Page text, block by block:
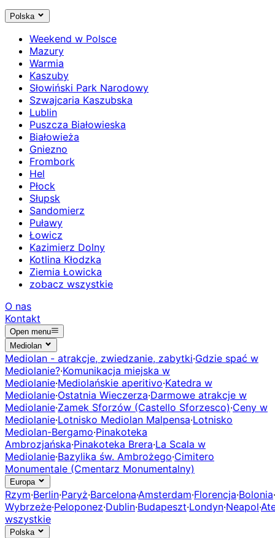
Polska
Weekend w Polsce
Mazury
Warmia
Kaszuby
Słowiński Park Narodowy
Szwajcaria Kaszubska
Lublin
Puszcza Białowieska
Białowieża
Gniezno
Frombork
Hel
Płock
Słupsk
Sandomierz
Puławy
Łowicz
Kazimierz Dolny
Kotlina Kłodzka
Ziemia Łowicka
zobacz wszystkie
O nas
Kontakt
Open menu
Mediolan
Mediolan - atrakcje, zwiedzanie, zabytki·Gdzie spać w
Mediolanie?·Komunikacja miejska w
Mediolanie·Mediolańskie aperitivo·Katedra w
Mediolanie·Ostatnia Wieczerza·Darmowe atrakcje w
Mediolanie·Zamek Sforzów (Castello Sforzesco)·Ceny w
Mediolanie·Lotnisko Mediolan Malpensa·Lotnisko
Mediolan-Bergamo·Pinakoteka
Ambrozjańska·Pinakoteka Brera·La Scala w
Mediolanie·Bazylika św. Ambrożego·Cimitero
Monumentale (Cmentarz Monumentalny)
Europa
Rzym·Berlin·Paryż·Barcelona·Amsterdam·Florencja·Bolonia·
Wybrzeże·Peloponez·Dublin·Budapeszt·Londyn·Neapol·
wszystkie
Polska